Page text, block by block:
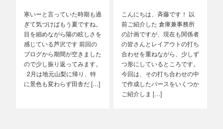
寒いーと言っていた時期も過
ぎて気づけばもう夏ですね。
目を細めながら陽の眩しさを
感じている芦沢です 前回の
ブログから期間が空きました
ので少し振り返ってみます。
2月は地元山梨に帰り、特
に景色も変わらず田舎だ […]
こんにちは、斉藤です！ 以
前ご紹介した 倉庫兼事務所
の計画ですが、現在も関係者
の皆さんとレイアウトの打ち
合わせを重ねながら、少しず
つ形にしているところです。
今回は、その打ち合わせの中
で作成したパースをいくつか
ご紹介しま […]